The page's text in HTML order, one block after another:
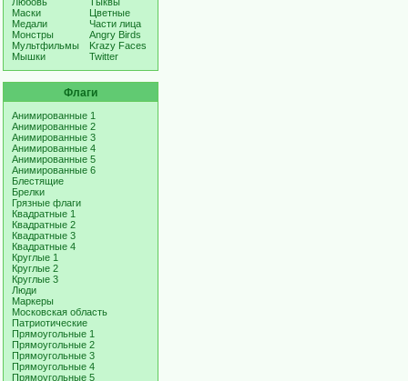
Маски
Медали
Монстры
Мультфильмы
Мышки
Цветные
Части лица
Angry Birds
Krazy Faces
Twitter
Флаги
Анимированные 1
Анимированные 2
Анимированные 3
Анимированные 4
Анимированные 5
Анимированные 6
Блестящие
Брелки
Грязные флаги
Квадратные 1
Квадратные 2
Квадратные 3
Квадратные 4
Круглые 1
Круглые 2
Круглые 3
Люди
Маркеры
Московская область
Патриотические
Прямоугольные 1
Прямоугольные 2
Прямоугольные 3
Прямоугольные 4
Прямоугольные 5